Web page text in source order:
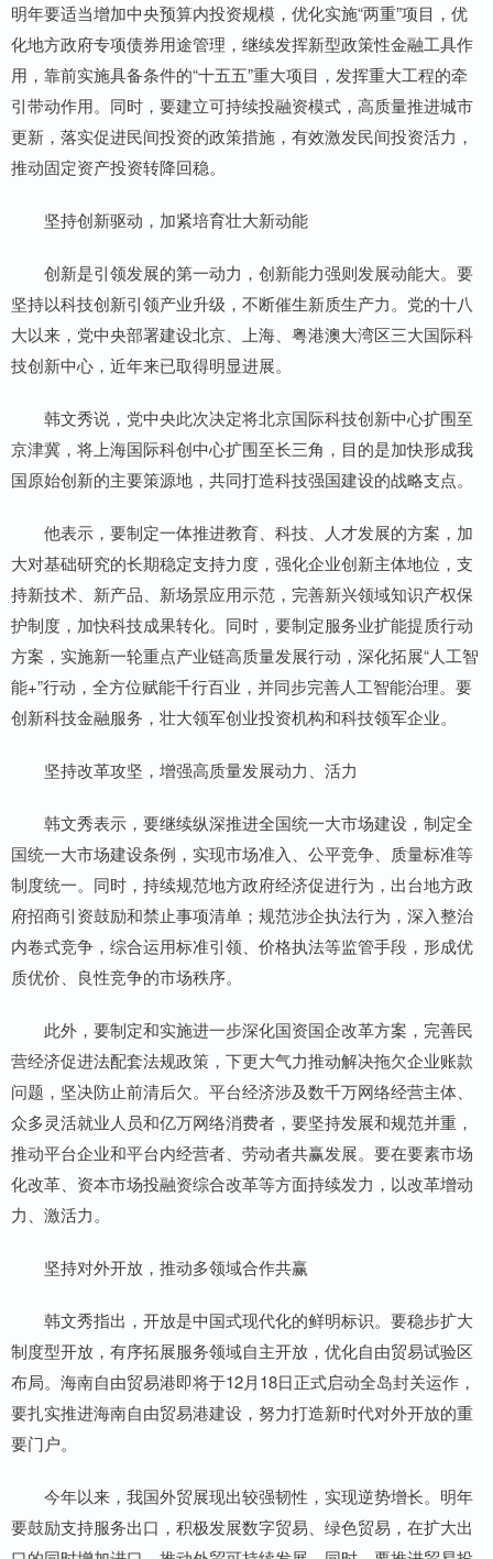
明年要适当增加中央预算内投资规模，优化实施“两重”项目，优
化地方政府专项债券用途管理，继续发挥新型政策性金融工具作
用，靠前实施具备条件的“十五五”重大项目，发挥重大工程的牵
引带动作用。同时，要建立可持续投融资模式，高质量推进城市
更新，落实促进民间投资的政策措施，有效激发民间投资活力，
推动固定资产投资转降回稳。
坚持创新驱动，加紧培育壮大新动能
创新是引领发展的第一动力，创新能力强则发展动能大。要
坚持以科技创新引领产业升级，不断催生新质生产力。党的十八
大以来，党中央部署建设北京、上海、粤港澳大湾区三大国际科
技创新中心，近年来已取得明显进展。
韩文秀说，党中央此次决定将北京国际科技创新中心扩围至
京津冀，将上海国际科创中心扩围至长三角，目的是加快形成我
国原始创新的主要策源地，共同打造科技强国建设的战略支点。
他表示，要制定一体推进教育、科技、人才发展的方案，加
大对基础研究的长期稳定支持力度，强化企业创新主体地位，支
持新技术、新产品、新场景应用示范，完善新兴领域知识产权保
护制度，加快科技成果转化。同时，要制定服务业扩能提质行动
方案，实施新一轮重点产业链高质量发展行动，深化拓展“人工智
能+”行动，全方位赋能千行百业，并同步完善人工智能治理。要
创新科技金融服务，壮大领军创业投资机构和科技领军企业。
坚持改革攻坚，增强高质量发展动力、活力
韩文秀表示，要继续纵深推进全国统一大市场建设，制定全
国统一大市场建设条例，实现市场准入、公平竞争、质量标准等
制度统一。同时，持续规范地方政府经济促进行为，出台地方政
府招商引资鼓励和禁止事项清单；规范涉企执法行为，深入整治
内卷式竞争，综合运用标准引领、价格执法等监管手段，形成优
质优价、良性竞争的市场秩序。
此外，要制定和实施进一步深化国资国企改革方案，完善民
营经济促进法配套法规政策，下更大气力推动解决拖欠企业账款
问题，坚决防止前清后欠。平台经济涉及数千万网络经营主体、
众多灵活就业人员和亿万网络消费者，要坚持发展和规范并重，
推动平台企业和平台内经营者、劳动者共赢发展。要在要素市场
化改革、资本市场投融资综合改革等方面持续发力，以改革增动
力、激活力。
坚持对外开放，推动多领域合作共赢
韩文秀指出，开放是中国式现代化的鲜明标识。要稳步扩大
制度型开放，有序拓展服务领域自主开放，优化自由贸易试验区
布局。海南自由贸易港即将于12月18日正式启动全岛封关运作，
要扎实推进海南自由贸易港建设，努力打造新时代对外开放的重
要门户。
今年以来，我国外贸展现出较强韧性，实现逆势增长。明年
要鼓励支持服务出口，积极发展数字贸易、绿色贸易，在扩大出